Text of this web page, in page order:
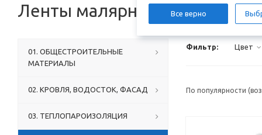
Все верно
Ленты малярные, сетки,
Фильтр: Цвет
По популярности
01. ОБЩЕСТРОИТЕЛЬНЫЕ
МАТЕРИАЛЫ
02. КРОВЛЯ, ВОДОСТОК, ФАСАД
03. ТЕПЛОПАРОИЗОЛЯЦИЯ